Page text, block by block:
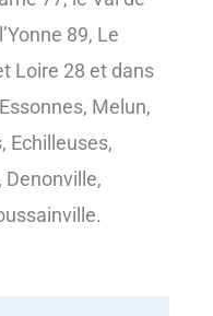
89, Le
Loire 28 et dans
Melun,
Echilleuses,
Denonville,